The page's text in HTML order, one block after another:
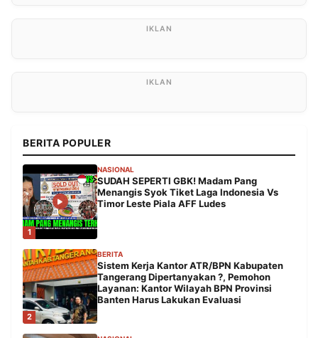
BERITA POPULER
1
NASIONAL
SUDAH SEPERTI GBK! Madam Pang
Menangis Syok Tiket Laga Indonesia Vs
Timor Leste Piala AFF Ludes
2
BERITA
Sistem Kerja Kantor ATR/BPN Kabupaten
Tangerang Dipertanyakan ?, Pemohon
Layanan: Kantor Wilayah BPN Provinsi
Banten Harus Lakukan Evaluasi